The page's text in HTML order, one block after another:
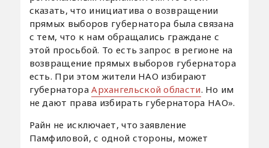
сказать, что инициатива о возвращении
прямых выборов губернатора была связана
с тем, что к нам обращались граждане с
этой просьбой. То есть запрос в регионе на
возвращение прямых выборов губернатора
есть. При этом жители НАО избирают
губернатораАрхангельской области. Но им
не дают права избирать губернатора НАО».
Райн не исключает, что заявление
Памфиловой, с одной стороны, может